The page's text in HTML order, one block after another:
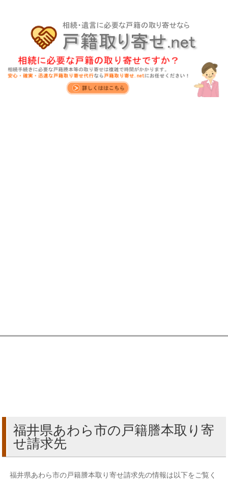
福井県あわら市の戸籍謄本取り寄
せ請求先
福井県あわら市の戸籍謄本取り寄せ請求先の情報は以下をご覧く